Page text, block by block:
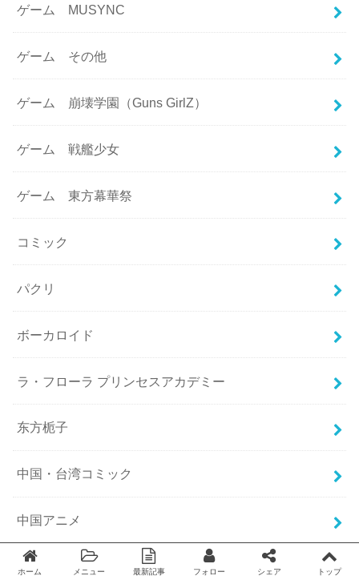
ゲーム MUSYNC
ゲーム その他
ゲーム 崩壊学園（Guns GirlZ）
ゲーム 戦艦少女
ゲーム 東方幕華祭
コミック
パクリ
ボーカロイド
ラ・フローラ プリンセスアカデミー
东方栀子
中国・台湾コミック
中国アニメ
中国アニメ 2B HERO 突变英雄传
ホーム メニュー 最新記事 フォロー シェア トップ
Twitter facebook